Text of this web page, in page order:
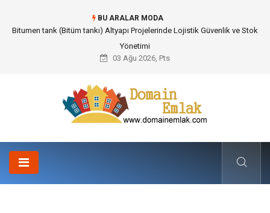
BU ARALAR MODA
Bitumen tank (Bitüm tankı) Altyapı Projelerinde Lojistik Güvenlik ve Stok
Yönetimi
03 Ağu 2026, Pts